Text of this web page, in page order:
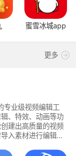
蜜雪冰城app
更多
专业级视频编辑工
、特效、动画等功
建出高质量的视频
入素材进行编辑操